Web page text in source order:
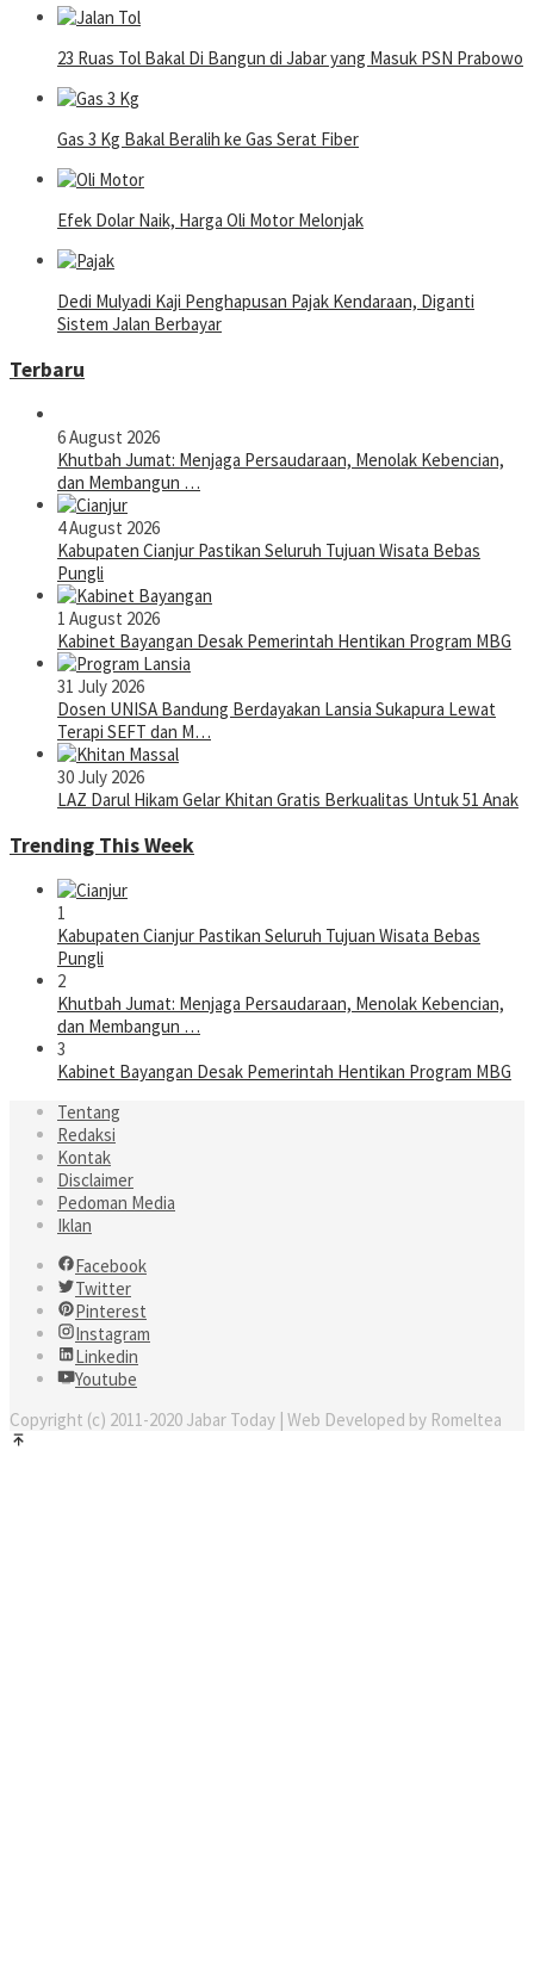
23 Ruas Tol Bakal Di Bangun di Jabar yang Masuk PSN Prabowo
Gas 3 Kg Bakal Beralih ke Gas Serat Fiber
Efek Dolar Naik, Harga Oli Motor Melonjak
Dedi Mulyadi Kaji Penghapusan Pajak Kendaraan, Diganti
Sistem Jalan Berbayar
Terbaru
6 August 2026
Khutbah Jumat: Menjaga Persaudaraan, Menolak Kebencian,
dan Membangun …
4 August 2026
Kabupaten Cianjur Pastikan Seluruh Tujuan Wisata Bebas
Pungli
1 August 2026
Kabinet Bayangan Desak Pemerintah Hentikan Program MBG
31 July 2026
Dosen UNISA Bandung Berdayakan Lansia Sukapura Lewat
Terapi SEFT dan M…
30 July 2026
LAZ Darul Hikam Gelar Khitan Gratis Berkualitas Untuk 51 Anak
Trending This Week
1
Kabupaten Cianjur Pastikan Seluruh Tujuan Wisata Bebas
Pungli
2
Khutbah Jumat: Menjaga Persaudaraan, Menolak Kebencian,
dan Membangun …
3
Kabinet Bayangan Desak Pemerintah Hentikan Program MBG
Tentang
Redaksi
Kontak
Disclaimer
Pedoman Media
Iklan
Facebook
Twitter
Pinterest
Instagram
Linkedin
Youtube
Copyright (c) 2011-2020 Jabar Today | Web Developed by Romeltea